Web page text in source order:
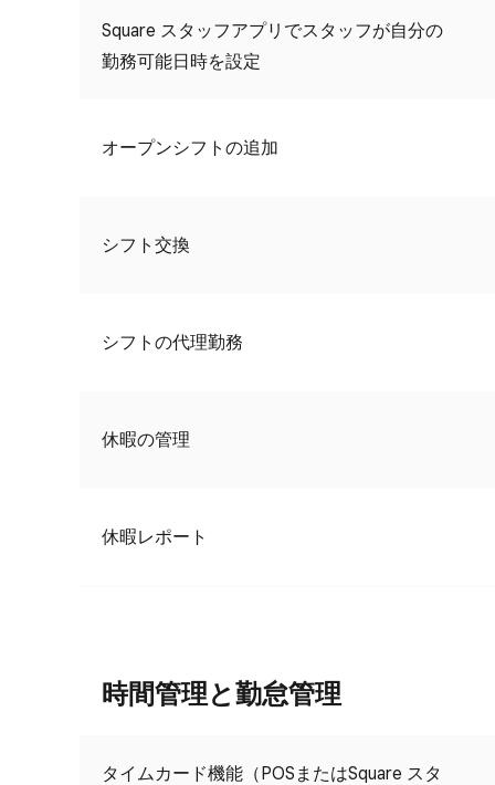
Square スタッフアプリでスタッフが自分の
勤務可能日時を設定
オープンシフトの追加
シフト交換
シフトの代理勤務
休暇の管理
休暇レポート
時間管理と勤怠管理
タイムカード機能（POSまたはSquare スタ